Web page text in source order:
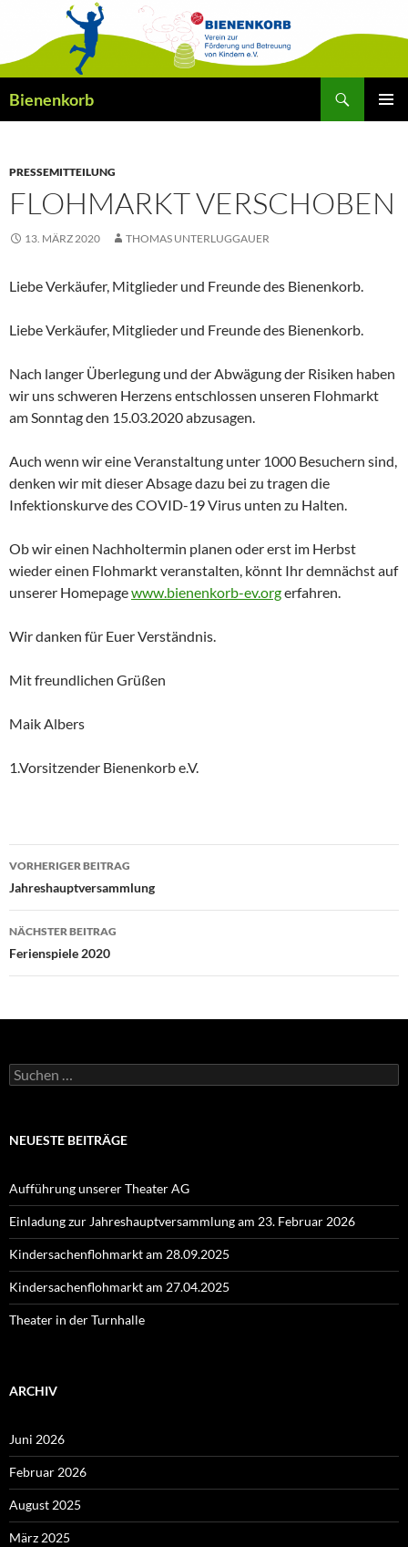
springen
Bienenkorb
PRESSEMITTEILUNG
FLOHMARKT VERSCHOBEN
13. MÄRZ 2020 THOMAS UNTERLUGGAUER
Liebe Verkäufer, Mitglieder und Freunde des Bienenkorb.
Liebe Verkäufer, Mitglieder und Freunde des Bienenkorb.
Nach langer Überlegung und der Abwägung der Risiken haben
wir uns schweren Herzens entschlossen unseren Flohmarkt
am Sonntag den 15.03.2020 abzusagen.
Auch wenn wir eine Veranstaltung unter 1000 Besuchern sind,
denken wir mit dieser Absage dazu bei zu tragen die
Infektionskurve des COVID-19 Virus unten zu Halten.
Ob wir einen Nachholtermin planen oder erst im Herbst
wieder einen Flohmarkt veranstalten, könnt Ihr demnächst auf
unserer Homepagewww.bienenkorb-ev.orgerfahren.
Wir danken für Euer Verständnis.
Mit freundlichen Grüßen
Maik Albers
1.Vorsitzender Bienenkorb e.V.
Beitragsnavigation
VORHERIGER BEITRAG
Jahreshauptversammlung
NÄCHSTER BEITRAG
Ferienspiele 2020
Suchen
nach:
NEUESTE BEITRÄGE
Aufführung unserer Theater AG
Einladung zur Jahreshauptversammlung am 23. Februar 2026
Kindersachenflohmarkt am 28.09.2025
Kindersachenflohmarkt am 27.04.2025
Theater in der Turnhalle
ARCHIV
Juni 2026
Februar 2026
August 2025
März 2025